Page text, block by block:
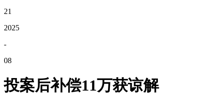
21
2025
-
08
投案后补偿11万获谅解